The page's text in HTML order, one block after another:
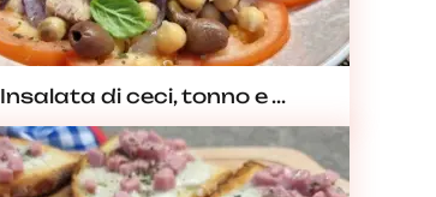
Insalata di ceci, tonno e ...